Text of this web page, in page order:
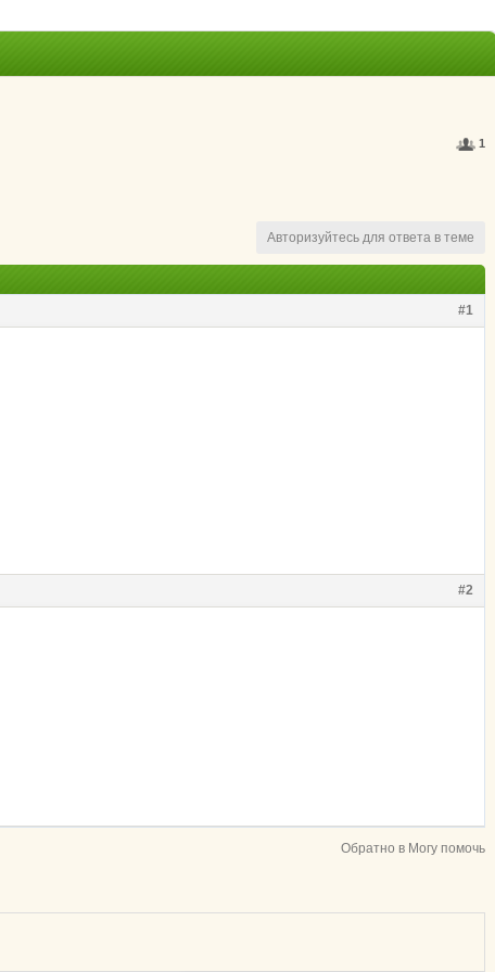
1
Авторизуйтесь для ответа в теме
#1
#2
Обратно в Могу помочь